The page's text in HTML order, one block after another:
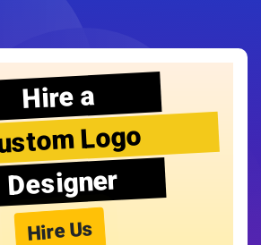
Hire a
Logo
Designer
Hire Us